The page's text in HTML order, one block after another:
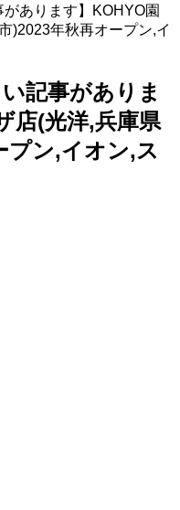
があります】KOHYO園
)2023年秋再オープン,イ
記事がありま
店(光洋,兵庫県
プン,イオン,ス